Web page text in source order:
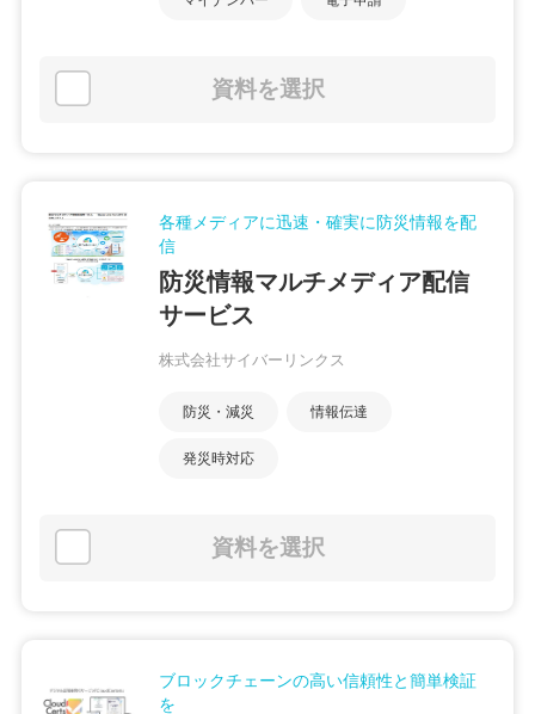
資料を選択
各種メディアに迅速・確実に防災情報を配
信
防災情報マルチメディア配信
サービス
株式会社サイバーリンクス
防災・減災 情報伝達
発災時対応
資料を選択
ブロックチェーンの高い信頼性と簡単検証
を